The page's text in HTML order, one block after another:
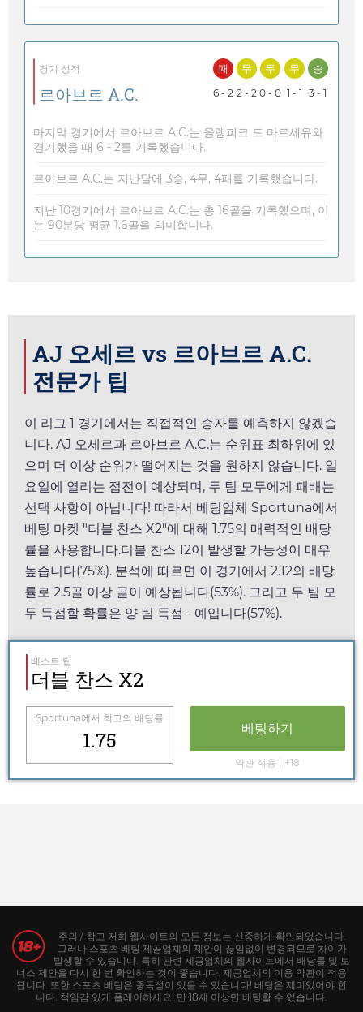
경기 성적
르아브르 A.C.
패
6 - 2
무
2 - 2
무
0 - 0
무
1 - 1
승
3 - 1
마지막 경기에서 르아브르 A.C.는 올랭피크 드 마르세유와
경기했을 때 6 - 2를 기록했습니다.
르아브르 A.C.는 지난달에 3승, 4무, 4패를 기록했습니다.
지난 10경기에서 르아브르 A.C.는 총 16골을 기록했으며, 이
는 90분당 평균 1.6골을 의미합니다.
AJ 오세르 vs 르아브르 A.C.
전문가 팁
이 리그 1 경기에서는 직접적인 승자를 예측하지 않겠습
니다. AJ 오세르과 르아브르 A.C.는 순위표 최하위에 있
으며 더 이상 순위가 떨어지는 것을 원하지 않습니다. 일
요일에 열리는 접전이 예상되며, 두 팀 모두에게 패배는
선택 사항이 아닙니다! 따라서 베팅업체 Sportuna에서
베팅 마켓 "더블 찬스 X2"에 대해 1.75의 매력적인 배당
률을 사용합니다.더블 찬스 12이 발생할 가능성이 매우
높습니다(75%). 분석에 따르면 이 경기에서 2.12의 배당
률로 2.5골 이상 골이 예상됩니다(53%). 그리고 두 팀 모
두 득점할 확률은 양 팀 득점 - 예입니다(57%).
베스트 팁
더블 찬스 X2
Sportuna에서 최고의 배당률
1.75 베팅하기
약관 적용 | +18
주의 / 참고 저희 웹사이트의 모든 정보는 신중하게 확인되었습니다.
그러나 스포츠 베팅 제공업체의 제안이 끊임없이 변경되므로 차이가
발생할 수 있습니다. 특히 관련 제공업체의 웹사이트에서 배당률 및 보
너스 제안을 다시 한 번 확인하는 것이 좋습니다. 제공업체의 이용 약관이 적용
됩니다. 또한 스포츠 베팅은 중독성이 있을 수 있습니다! 베팅은 재미있어야 합
니다. 책임감 있게 플레이하세요! 만 18세 이상만 베팅할 수 있습니다.